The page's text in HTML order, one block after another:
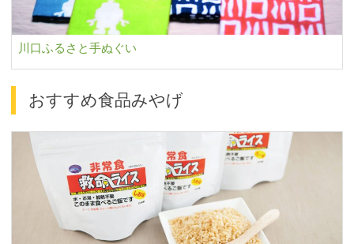
川口ふるさと手ぬぐい
おすすめ食品みやげ